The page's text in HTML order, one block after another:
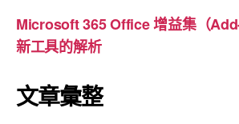
Microsoft 365 Office 增益集（
新工具的解析
文章彙整